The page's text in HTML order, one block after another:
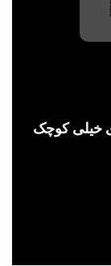
خیلی کوچک